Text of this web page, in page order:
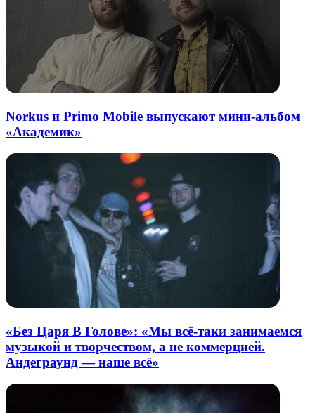
Norkus и Primo Mobile выпускают мини-альбом
«Академик»
«Без Царя В Голове»: «Мы всё-таки занимаемся
музыкой и творчеством, а не коммерцией.
Андеграунд — наше всё»